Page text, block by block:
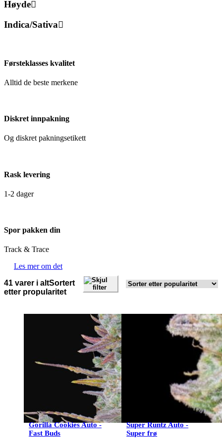
Høyde
Indica/Sativa
Førsteklasses kvalitet
Alltid de beste merkene
Diskret innpakning
Og diskret pakningsetikett
Rask levering
1-2 dager
Spor pakken din
Track & Trace
Les mer om det
41 varer i altSortert
etter propularitet
Skjul
filter
Gorilla Cookies Auto -
Fast Buds
Super Runtz Auto -
Super frø